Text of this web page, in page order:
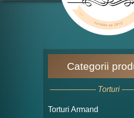
Categorii
Torturi
Torturi Armand